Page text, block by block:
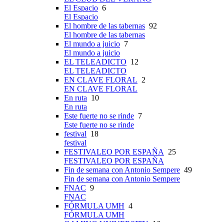
El Espacio 6
El Espacio
El hombre de las tabernas 92
El hombre de las tabernas
El mundo a juicio 7
El mundo a juicio
EL TELEADICTO 12
EL TELEADICTO
EN CLAVE FLORAL 2
EN CLAVE FLORAL
En ruta 10
En ruta
Este fuerte no se rinde 7
Este fuerte no se rinde
festival 18
festival
FESTIVALEO POR ESPAÑA
25
FESTIVALEO POR ESPAÑA
Fin de semana con Antonio Sempere 49
Fin de semana con Antonio Sempere
FNAC 9
FNAC
FÓRMULA UMH 4
FÓRMULA UMH